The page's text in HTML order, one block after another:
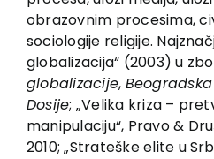
obrazovnim procesima,
sociologije religije.
globalizacija“ (2003) u
globalizacije,
Dosije; „Velika kriza –
manipulaciju“, Pravo &
2010; „Strateške elite u